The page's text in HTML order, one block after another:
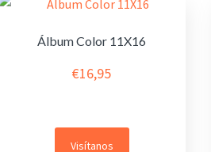
Álbum Color 11X16
€16,95
Visítanos